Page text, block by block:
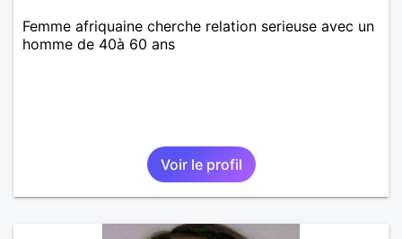
Femme afriquaine cherche relation serieuse avec un
homme de 40à 60 ans
Voir le profil